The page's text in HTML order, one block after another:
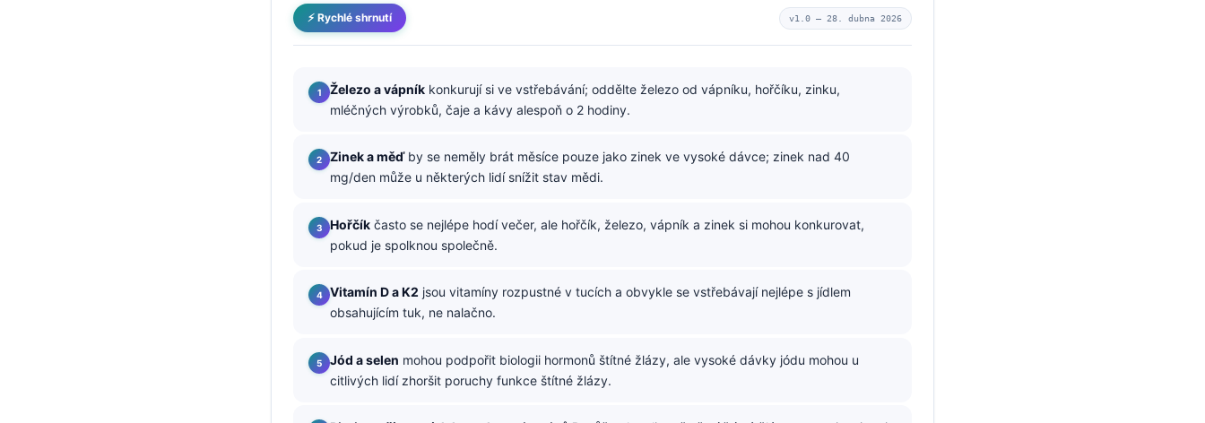
⚡ Rychlé shrnutí v1.0 — 28. dubna 2026
Železo a vápník konkurují si ve vstřebávání; oddělte železo od vápníku, hořčíku, zinku,
mléčných výrobků, čaje a kávy alespoň o 2 hodiny.
Zinek a měďby se neměly brát měsíce pouze jako zinek ve vysoké dávce; zinek nad 40
mg/den může u některých lidí snížit stav mědi.
Hořčík často se nejlépe hodí večer, ale hořčík, železo, vápník a zinek si mohou konkurovat,
pokud je spolknou společně.
Vitamín D a K2 jsou vitamíny rozpustné v tucích a obvykle se vstřebávají nejlépe s jídlem
obsahujícím tuk, ne nalačno.
Jód a selen mohou podpořit biologii hormonů štítné žlázy, ale vysoké dávky jódu mohou u
citlivých lidí zhoršit poruchy funkce štítné žlázy.